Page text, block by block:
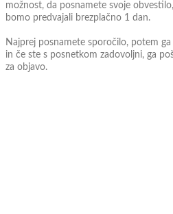
možnost, da posnamete svoje
bomo predvajali brezplačno 1 dan.
Najprej posnamete sporočilo, potem ga
in če ste s posnetkom zadovoljni, ga
za objavo.